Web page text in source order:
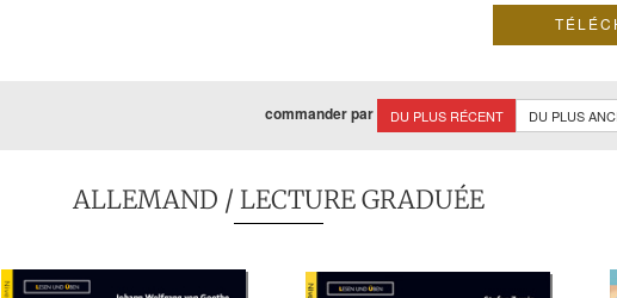
commander par DU PLUS RÉCENT DU PLUS
ALLEMAND / LECTURE GRADUÉE